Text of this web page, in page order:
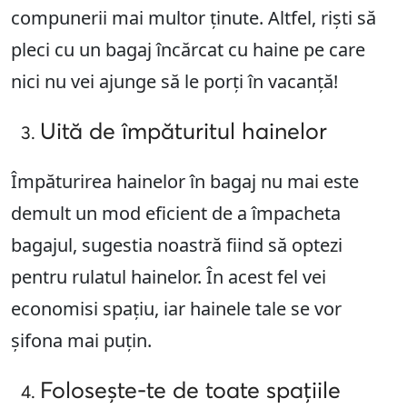
compunerii mai multor ținute. Altfel, riști să
pleci cu un bagaj încărcat cu haine pe care
nici nu vei ajunge să le porți în vacanță!
Uită de împăturitul hainelor
Împăturirea hainelor în bagaj nu mai este
demult un mod eficient de a împacheta
bagajul, sugestia noastră fiind să optezi
pentru rulatul hainelor. În acest fel vei
economisi spațiu, iar hainele tale se vor
șifona mai puțin.
Folosește-te de toate spațiile